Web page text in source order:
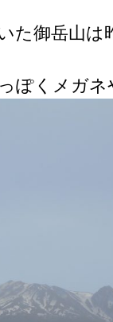
た御岳山
ぽくメガ